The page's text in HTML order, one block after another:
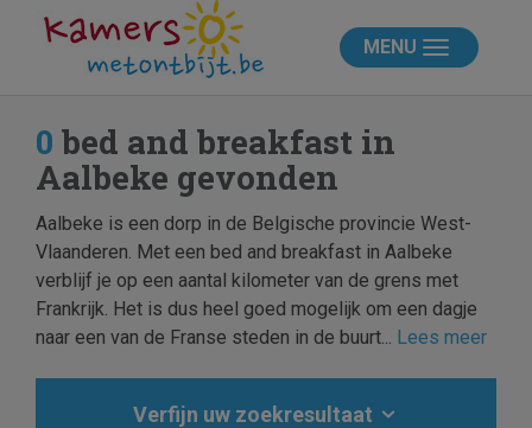
MENU
0 bed and breakfast in
Aalbeke gevonden
Aalbeke is een dorp in de Belgische provincie West-
Vlaanderen. Met een bed and breakfast in Aalbeke
verblijf je op een aantal kilometer van de grens met
Frankrijk. Het is dus heel goed mogelijk om een dagje
naar een van de Franse steden in de buurt... Lees meer
Verfijn uw zoekresultaat